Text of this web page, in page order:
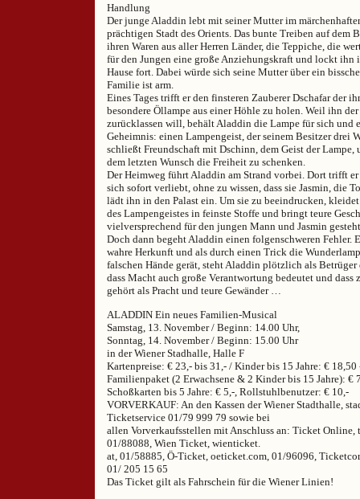
Handlung
Der junge Aladdin lebt mit seiner Mutter im
prächtigen Stadt des Orients. Das bunte Treiben auf dem
ihren Waren aus aller Herren Länder, die Teppiche, die
für den Jungen eine große Anziehungskraft und lockt ihn
Hause fort. Dabei würde sich seine Mutter über ein
Familie ist arm.
Eines Tages trifft er den finsteren Zauberer Dschafar der
besondere Öllampe aus einer Höhle zu holen. Weil ihn
zurücklassen will, behält Aladdin die Lampe für sich und
Geheimnis: einen Lampengeist, der seinem Besitzer drei
schließt Freundschaft mit Dschinn, dem Geist der
dem letzten Wunsch die Freiheit zu schenken.
Der Heimweg führt Aladdin am Strand vorbei. Dort trifft
sich sofort verliebt, ohne zu wissen, dass sie Jasmin, die
lädt ihn in den Palast ein. Um sie zu beeindrucken,
des Lampengeistes in feinste Stoffe und bringt teure
vielversprechend für den jungen Mann und Jasmin
Doch dann begeht Aladdin einen folgenschweren Fehler.
wahre Herkunft und als durch einen Trick die
falschen Hände gerät, steht Aladdin plötzlich als Betrüger
dass Macht auch große Verantwortung bedeutet und dass
gehört als Pracht und teure Gewänder …
ALADDIN Ein neues Familien-Musical
Samstag, 13. November / Beginn: 14.00 Uhr,
Sonntag, 14. November / Beginn: 15.00 Uhr
in der Wiener Stadhalle, Halle F
Kartenpreise: € 23,- bis 31,- / Kinder bis 15 Jahre: € 18,50
Familienpaket (2 Erwachsene & 2 Kinder bis 15 Jahre): €
Schoßkarten bis 5 Jahre: € 5,-, Rollstuhlbenutzer: € 10,-
VORVERKAUF: An den Kassen der Wiener Stadthalle,
Ticketservice 01/79 999 79 sowie bei
allen Vorverkaufsstellen mit Anschluss an: Ticket
01/88088, Wien Ticket, wienticket.
at, 01/58885, Ö-Ticket, oeticket.com, 01/96096,
01/ 205 15 65
Das Ticket gilt als Fahrschein für die Wiener Linien!